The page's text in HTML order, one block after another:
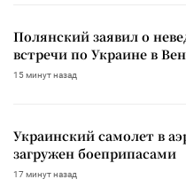
Полянский заявил о
встречи по Украине в
15 минут назад
Украинский самолет в
загружен боеприпасами
17 минут назад